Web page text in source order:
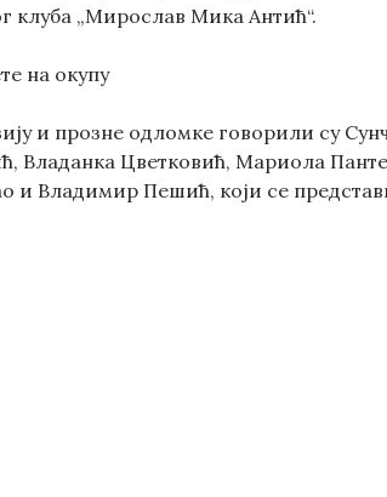
клуба „Мирослав Мика Антић“.
на окупу
и прозне одломке говорили су
Владанка Цветковић, Мариола
и Владимир Пешић, који се